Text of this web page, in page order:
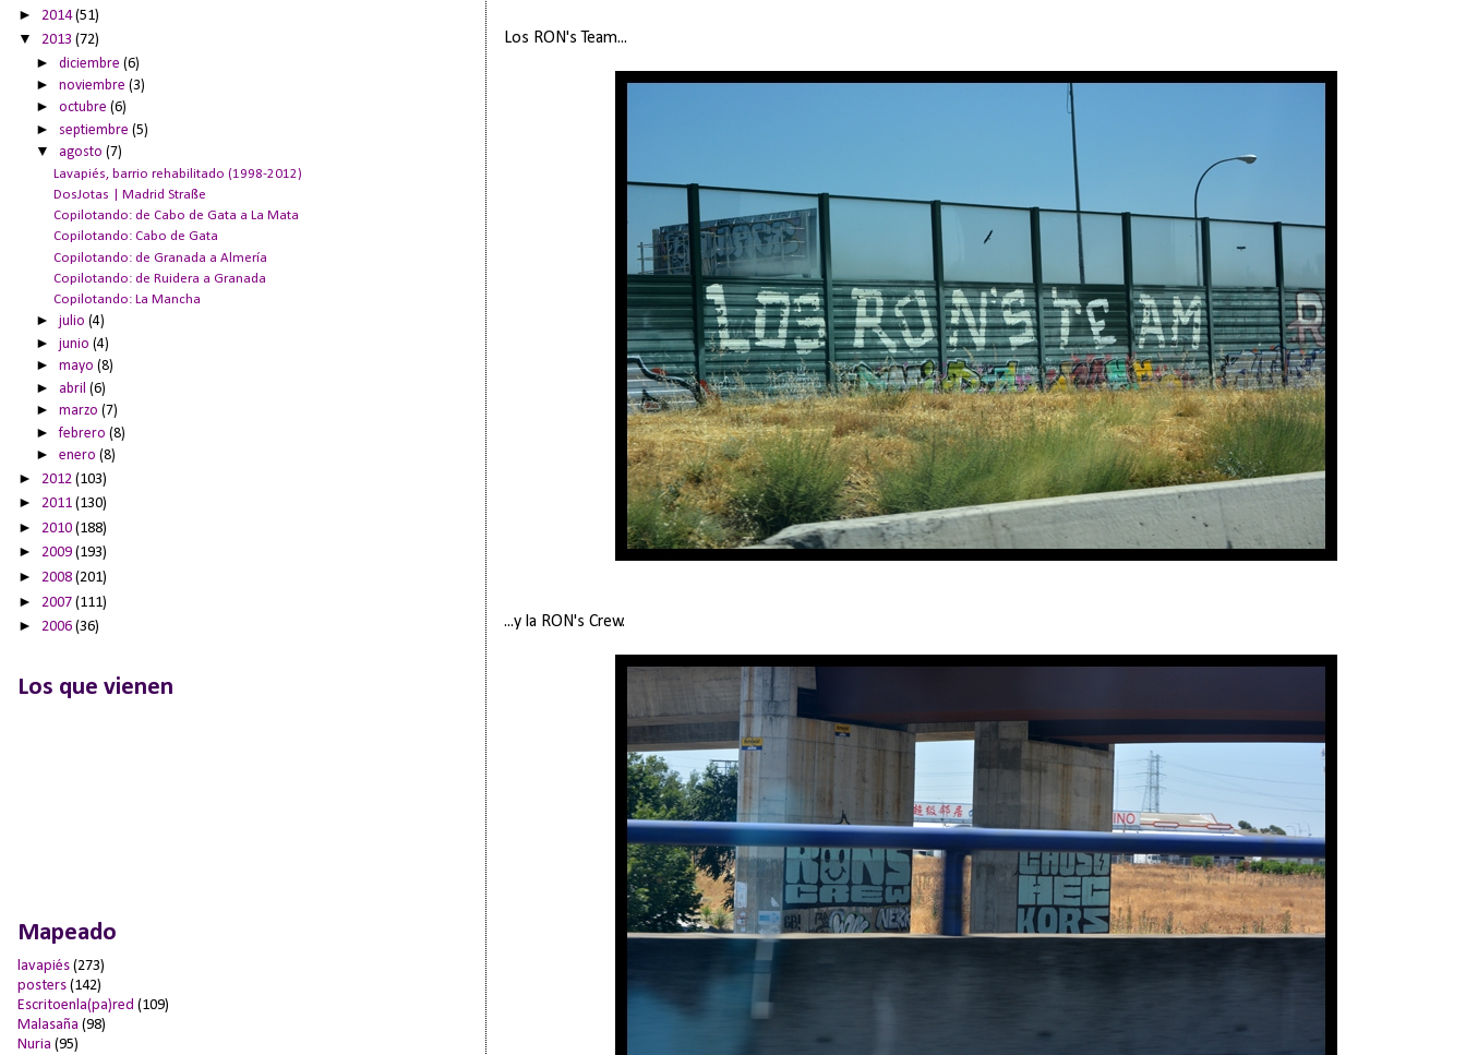
Los RON's Team...
...y la RON's Crew.
► 2014(51)
▼ 2013 (72)
►diciembre(6)
►noviembre(3)
►octubre(6)
► septiembre(5)
▼ agosto(7)
Lavapiés, barrio rehabilitado (1998-2012)
DosJotas | Madrid Straße
Copilotando: de Cabo de Gata a La Mata
Copilotando: Cabo de Gata
Copilotando: de Granada a Almería
Copilotando: de Ruidera a Granada
Copilotando: La Mancha
►julio(4)
►junio(4)
►mayo(8)
► abril(6)
►marzo(7)
►febrero(8)
►enero(8)
► 2012 (103)
► 2011 (130)
► 2010 (188)
► 2009 (193)
► 2008 (201)
► 2007 (111)
► 2006 (36)
Los que vienen
Mapeado
lavapiés (273)
posters (142)
Escritoenla(pa)red (109)
Malasaña (98)
Nuria (95)